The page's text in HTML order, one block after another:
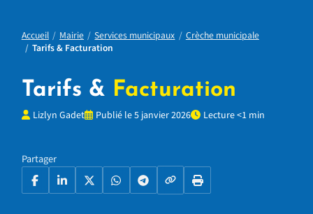
Accueil Mairie Services municipaux
Crèche municipale
Tarifs & Facturation
Tarifs & Facturation
Lizlyn Gadet Publié le 5 janvier 2026 Lecture <1 min
Partager
FacebookLinkedIn
X WhatsAppTelegramCopier le lien
Imprimer la page